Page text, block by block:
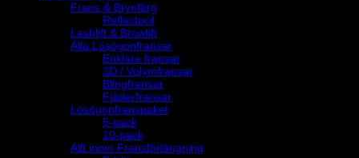
Frans & Brynfärg
Reflectocil
Lashlift & Browlift
Alla Lösögonfransar
Enklare fransar
3D / Volymfransar
Blingfransar
Fjäderfransar
Lösögonfranspaket
5-pack
10-pack
Allt inom Fransförlängning